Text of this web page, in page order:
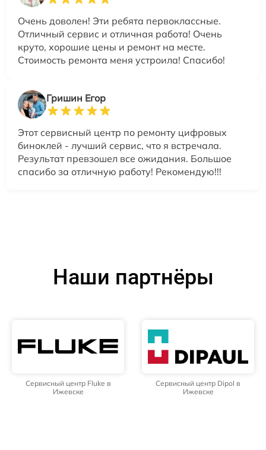
Очень доволен! Эти ребята первоклассные.
Отличный сервис и отличная работа! Очень
круто, хорошие цены и ремонт на месте.
Стоимость ремонта меня устроила! Спасибо!
Гришин Егор
Этот сервисный центр по ремонту цифровых
биноклей - лучший сервис, что я встречала.
Результат превзошел все ожидания. Большое
спасибо за отличную работу! Рекомендую!!!
Наши партнёры
Сервисный центр Fluke в
Ижевске
Сервисный центр Dipol в
Ижевске